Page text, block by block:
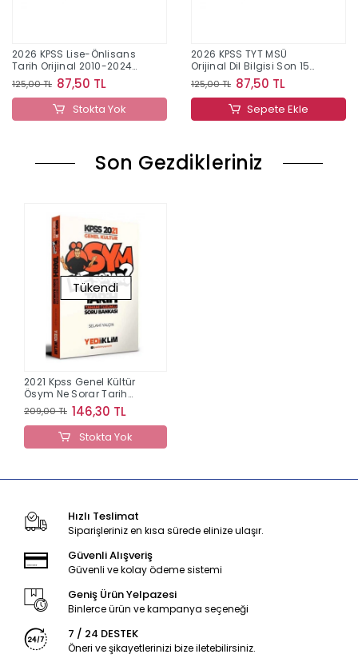
2026 KPSS Lise-Önlisans
Tarih Orijinal 2010-2024
Konu Konu Çıkmış Sorular
125,00 TL 87,50 TL
Stokta Yok
2026 KPSS TYT MSÜ
Orijinal Dil Bilgisi Son 15
Yıl Çıkmış Sorular
125,00 TL 87,50 TL
Sepete Ekle
Son Gezdikleriniz
Tükendi
2021 Kpss Genel Kültür
Ösym Ne Sorar Tarih
Tamamı Çözümlü Soru
Bankası
209,00 TL 146,30 TL
Stokta Yok
Hızlı Teslimat
Siparişleriniz en kısa sürede elinize ulaşır.
Güvenli Alışveriş
Güvenli ve kolay ödeme sistemi
Geniş Ürün Yelpazesi
Binlerce ürün ve kampanya seçeneği
7 / 24 DESTEK
Öneri ve şikayetlerinizi bize iletebilirsiniz.